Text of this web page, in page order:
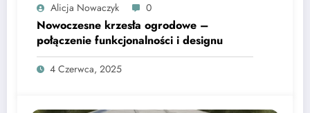
Alicja Nowaczyk 0
Nowoczesne krzesła ogrodowe –
połączenie funkcjonalności i designu
4 Czerwca, 2025